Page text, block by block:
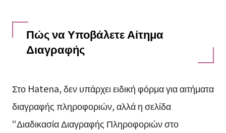
Πώς να Υποβάλετε Αίτημα
Διαγραφής
Στο Hatena, δεν υπάρχει ειδική φόρμα για αιτήματα
διαγραφής πληροφοριών, αλλά η σελίδα
“Διαδικασία Διαγραφής Πληροφοριών στο